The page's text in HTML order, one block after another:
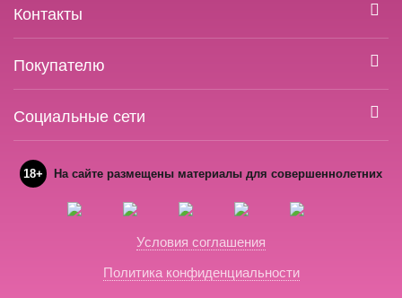
Контакты
Покупателю
Социальные сети
18+ На сайте размещены материалы для совершеннолетних
Условия соглашения
Политика конфиденциальности